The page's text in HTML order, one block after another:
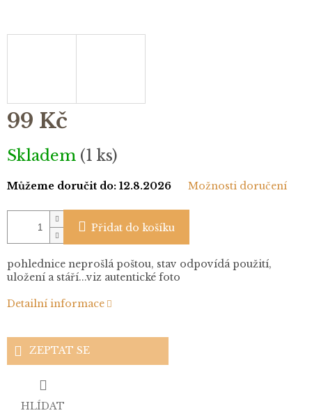
99 Kč
Měrná
cena:
Skladem (1 ks)
Můžeme doručit do: 12.8.2026 Možnosti doručení
Přidat do košíku
pohlednice neprošlá poštou, stav odpovídá použití,
uložení a stáří...viz autentické foto
Detailní informace
ZEPTAT SE
HLÍDAT